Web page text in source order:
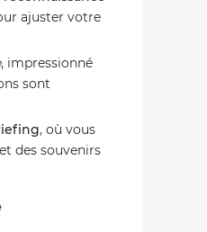
ajuster votre
, impressionné
sont
, où vous
des souvenirs